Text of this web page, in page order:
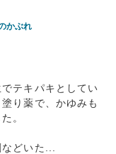
かぶれ
テキパキとしてい
り薬で、かゆみも
。
どいた...